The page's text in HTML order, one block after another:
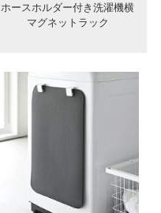
ホースホルダー付き洗濯機横
マグネットラック